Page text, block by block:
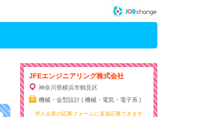
JFEエンジニアリング株式会社
神奈川県横浜市鶴見区
機械・金型設計 ( 機械・電気・電子系 )
求人企業の応募フォームに直接応募できます